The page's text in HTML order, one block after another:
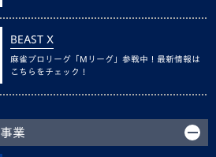
BEAST X
麻雀プロリーグ「Mリーグ」参戦中！最新情報は
こちらをチェック！
業